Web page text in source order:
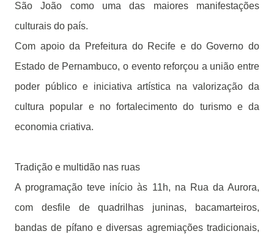
São João como uma das maiores manifestações
culturais do país.
Com apoio da Prefeitura do Recife e do Governo do
Estado de Pernambuco, o evento reforçou a união entre
poder público e iniciativa artística na valorização da
cultura popular e no fortalecimento do turismo e da
economia criativa.
Tradição e multidão nas ruas
A programação teve início às 11h, na Rua da Aurora,
com desfile de quadrilhas juninas, bacamarteiros,
bandas de pífano e diversas agremiações tradicionais,